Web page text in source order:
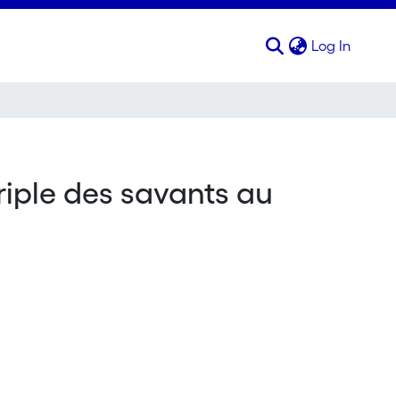
Log In
des savants au